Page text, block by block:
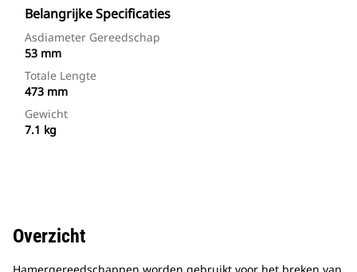
Belangrijke Specificaties
Asdiameter Gereedschap
53 mm
Totale Lengte
473 mm
Gewicht
7.1 kg
Overzicht